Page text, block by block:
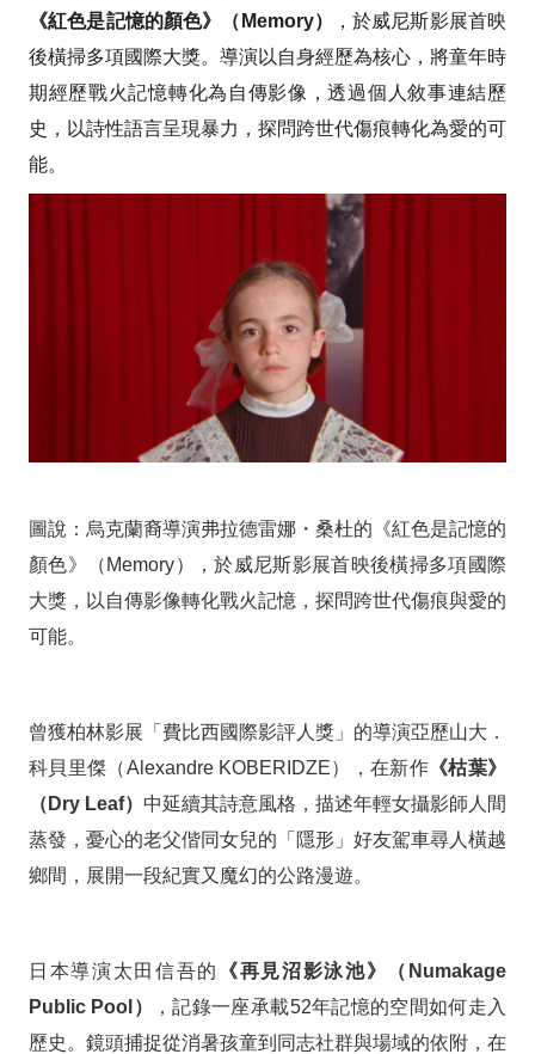
《紅色是記憶的顏色》（Memory）
，於威尼斯影展首映
後橫掃多項國際大獎。導演以自身經歷為核心，將童年時
期經歷戰火記憶轉化為自傳影像，透過個人敘事連結歷
史，以詩性語言呈現暴力，探問跨世代傷痕轉化為愛的可
能。
圖說：烏克蘭裔導演弗拉德雷娜・桑杜的《紅色是記憶的
顏色》（Memory），於威尼斯影展首映後橫掃多項國際
大獎，以自傳影像轉化戰火記憶，探問跨世代傷痕與愛的
可能。
曾獲柏林影展「費比西國際影評人獎」的導演亞歷山大．
科貝里傑（Alexandre KOBERIDZE），在新作 《枯葉》
（Dry Leaf） 中延續其詩意風格，描述年輕女攝影師人間
蒸發，憂心的老父偕同女兒的「隱形」好友駕車尋人橫越
鄉間，展開一段紀實又魔幻的公路漫遊。
日本導演太田信吾的
《再見沼影泳池》（Numakage
Public Pool）
，記錄一座承載52年記憶的空間如何走入
歷史。鏡頭捕捉從消暑孩童到同志社群與場域的依附，在